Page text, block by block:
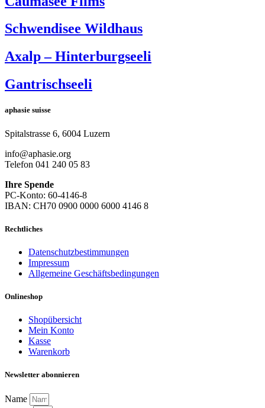
Schwendisee Wildhaus
Axalp – Hinterburgseeli
Gantrischseeli
aphasie suisse
Spitalstrasse 6, 6004 Luzern
info@aphasie.org
Telefon 041 240 05 83
Ihre Spende
PC-Konto: 60-4146-8
IBAN: CH70 0900 0000 6000 4146 8
Rechtliches
Datenschutzbestimmungen
Impressum
Allgemeine Geschäftsbedingungen
Onlineshop
Shopübersicht
Mein Konto
Kasse
Warenkorb
Newsletter abonnieren
Name